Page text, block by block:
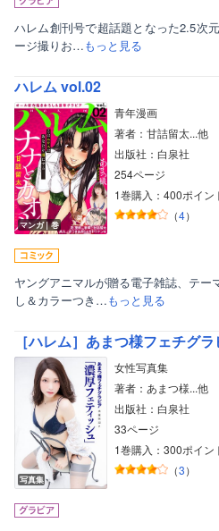
ハレム創刊号で超話題となった2.5次
ージ撮りお…もっと見る
ハレム vol.02
マンガ｜巻
青年漫画
著者：甘詰留太...他
出版社：白泉社
254ページ
1巻購入：400ポイン
（4）
ヤングアニマルが贈る電子雑誌、テー
し＆カラーつき…もっと見る
写真集
女性写真集
著者：あまつ様...他
出版社：白泉社
33ページ
1巻購入：300ポイン
（3）